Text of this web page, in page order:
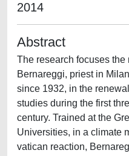
2014
Abstract
The research focuses
Bernareggi, priest in
since 1932, in the
studies during the first
century. Trained at the
Universities, in a climate
vatican reaction,